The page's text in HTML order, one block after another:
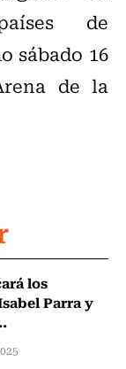
de
sábado 16
de la
los
Parra y